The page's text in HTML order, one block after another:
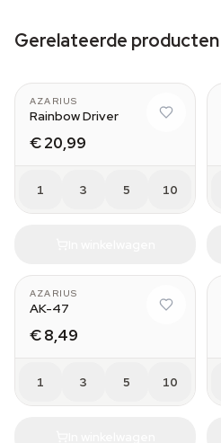
Gerelateerde producten
AZARIUS
Rainbow Driver
€ 20,99
1 3 5 10
AZARIUS
AK-47
€ 8,49
1 3 5 10